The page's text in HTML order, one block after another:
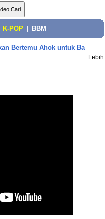
K-POP BBM
Bertemu Ahok untuk Ba
Lebih